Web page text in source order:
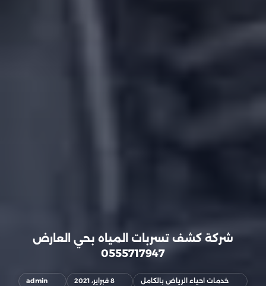
شركة كشف تسربات المياه بحي العارض
0555717947
خدمات احياء الرياض بالكامل 8 فبراير، 2021
admin